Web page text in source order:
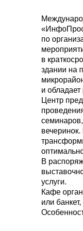
по
в
здании на
и
Центр
В
услуги.
Кафе
или